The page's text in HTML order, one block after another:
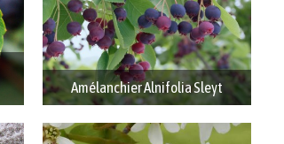
Amélanchier Alnifolia Sleyt